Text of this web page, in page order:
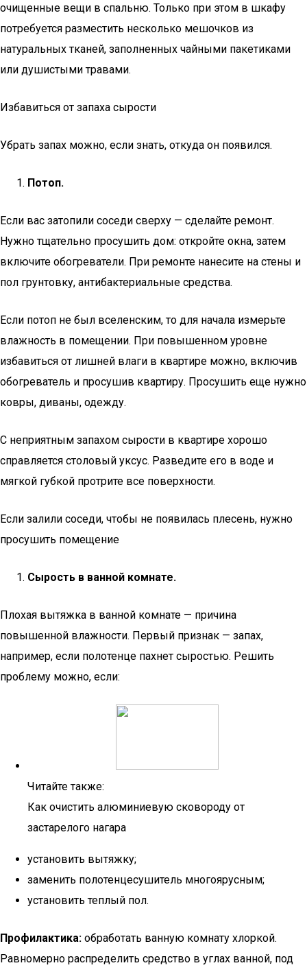
очищенные вещи в спальню. Только при этом в шкафу
потребуется разместить несколько мешочков из
натуральных тканей, заполненных чайными пакетиками
или душистыми травами.
Избавиться от запаха сырости
Убрать запах можно, если знать, откуда он появился.
Потоп.
Если вас затопили соседи сверху — сделайте ремонт.
Нужно тщательно просушить дом: откройте окна, затем
включите обогреватели. При ремонте нанесите на стены и
пол грунтовку, антибактериальные средства.
Если потоп не был вселенским, то для начала измерьте
влажность в помещении. При повышенном уровне
избавиться от лишней влаги в квартире можно, включив
обогреватель и просушив квартиру. Просушить еще нужно
ковры, диваны, одежду.
С неприятным запахом сырости в квартире хорошо
справляется столовый уксус. Разведите его в воде и
мягкой губкой протрите все поверхности.
Если залили соседи, чтобы не появилась плесень, нужно
просушить помещение
Сырость в ванной комнате.
Плохая вытяжка в ванной комнате — причина
повышенной влажности. Первый признак — запах,
например, если полотенце пахнет сыростью. Решить
проблему можно, если:
Читайте также:
Как очистить алюминиевую сковороду от
застарелого нагара
установить вытяжку;
заменить полотенцесушитель многоярусным;
установить теплый пол.
Профилактика: обработать ванную комнату хлоркой.
Равномерно распределить средство в углах ванной, под